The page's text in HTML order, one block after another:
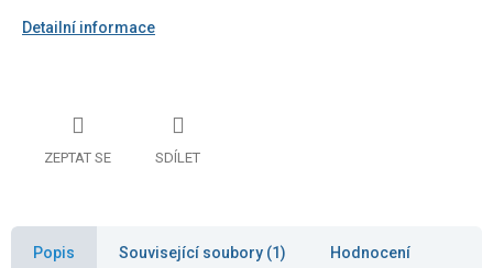
Detailní informace
ZEPTAT SE SDÍLET
Popis Související soubory (1) Hodnocení